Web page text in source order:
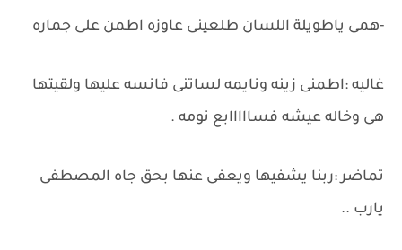
-همى ياطويلة اللسان طلعينى عاوزه اطمن على جماره
غاليه :اطمنى زينه ونايمه لساتنى فانسه عليها ولقيتها
هى وخاله عيشه فسااااابع نومه .
تماضر :ربنا يشفيها ويعفى عنها بحق جاه المصطفى
يارب ..